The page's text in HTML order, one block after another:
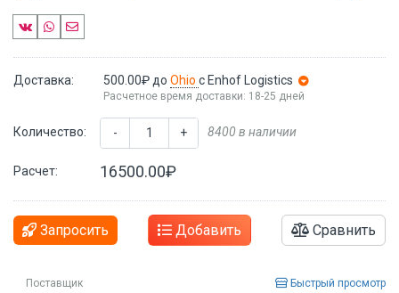
Доставка: 500.00₽ до Ohio с Enhof Logistics
Расчетное время доставки: 18-25 дней
Количество: - + 8400 в наличии
Расчет: 16500.00₽
Запросить Добавить Сравнить
Поставщик Быстрый просмотр